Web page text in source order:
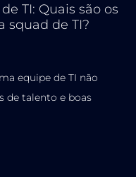
TI: Quais são os
squad de TI?
equipe de TI não
de talento e boas